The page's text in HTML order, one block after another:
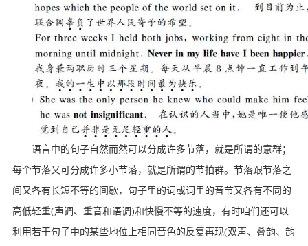
语言中的句子自然而然可以分成许多节落，就是所谓的意群；
每个节落又可分成许多小节落，就是所谓的节拍群。节落跟节落之
间又各有长短不等的间歇，句子里的词或词里的音节又各有不同的
高低轻重(声调、重音和语调)和快慢不等的速度，有时咱们还可以
利用若干句子中的某些地位上相同音色的反复再现(双声、叠韵、韵